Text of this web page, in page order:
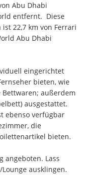
Abu Dhabi
entfernt.  Diese
22,7 km von Ferrari
Abu Dhabi
eingerichtet
bieten, wie
außerdem
ausgestattet.
ebenso verfügbar
die
bieten.
angeboten. Lass
ausklingen.